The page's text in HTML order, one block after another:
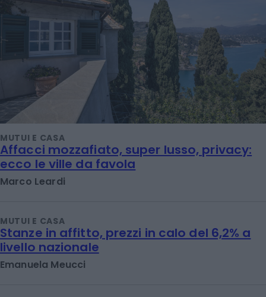
MUTUI E CASA
Affacci mozzafiato, super lusso, privacy:
ecco le ville da favola
Marco Leardi
MUTUI E CASA
Stanze in affitto, prezzi in calo del 6,2% a
livello nazionale
Emanuela Meucci